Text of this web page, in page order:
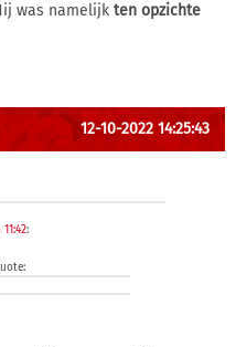
was namelijk ten opzichte
12-10-2022 14:25:43
: